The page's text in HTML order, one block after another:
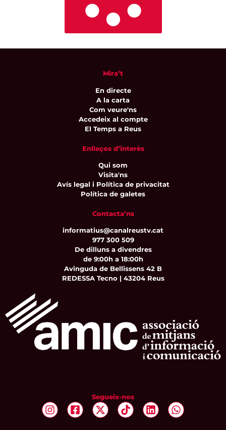
Mira’t
En directe
A la carta
Com veure'ns
Accedeix al compte
El Temps a Reus
Enllaços d’interès
Qui som
Visita'ns
Avís legal i Política de privacitat
Política de galetes
Contacta’ns
informatius@canalreustv.cat
977 300 509
De dilluns a divendres
de 9:00h a 18:00h
Avinguda de Bellissens 42 B
REDESSA Tecno | 43204 Reus
Segueix-nos